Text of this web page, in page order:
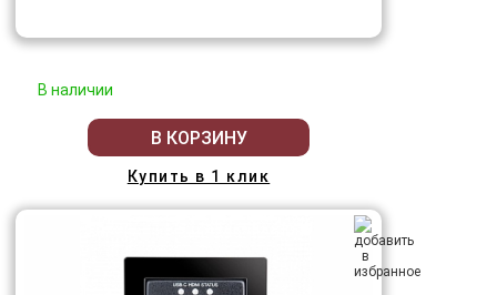
В наличии
В КОРЗИНУ
Купить в 1 клик